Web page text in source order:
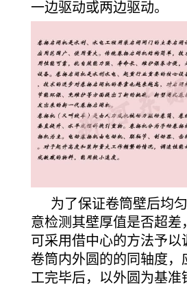
一边驱动或两边驱动。
为了保证卷筒壁后均
意检测其壁厚值是否超差
可采用借中心的方法予以
卷筒内外圆的的同轴度，
工完毕后，以外圆为基准